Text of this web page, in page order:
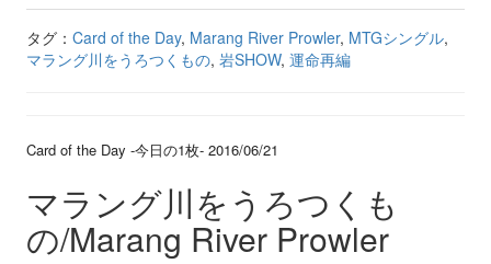
タグ： Card of the Day, Marang River Prowler, MTGシングル,
マラング川をうろつくもの, 岩SHOW, 運命再編
Card of the Day -今日の1枚- 2016/06/21
マラング川をうろつくも
の/Marang River Prowler